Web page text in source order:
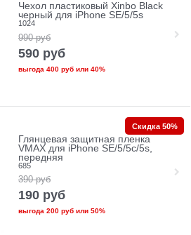
Чехол пластиковый Xinbo Black
черный для iPhone SE/5/5s
1024
990 руб
590 руб
выгода 400 рубили 40%
Глянцевая защитная пленка
VMAX для iPhone SE/5/5c/5s,
передняя
685
390 руб
190 руб
выгода 200 рубили 50%
Скидка 50%